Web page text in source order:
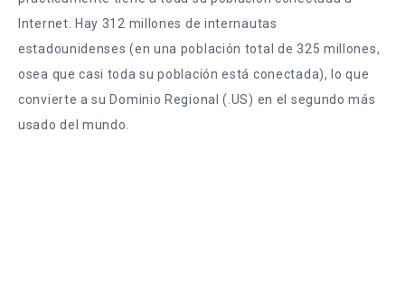
Internet. Hay 312 millones de internautas
estadounidenses (en una población total de 325 millones,
osea que casi toda su población está conectada), lo que
convierte a su Dominio Regional (.US) en el segundo más
usado del mundo.